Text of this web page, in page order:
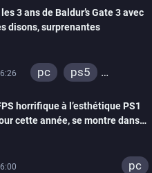
3 ans de Baldur’s Gate 3 avec
disons, surprenantes
pc
ps5
horrifique à l’esthétique PS1
cette année, se montre dans
pc